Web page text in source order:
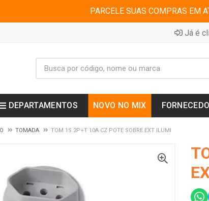
PARCELE SUAS COMPRAS EM
Já é
DEPARTAMENTOS NOVO NO MIX
TOMADA TOM 1S 2P+T 10A CZ POTE SOBRE EXT ILUMI